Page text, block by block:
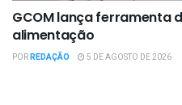
GCOM lança ferramenta
alimentação
PORREDAÇÃO 5 DE AGOSTO DE 2026